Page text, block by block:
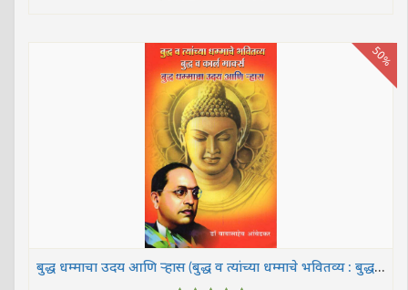
50%
बुद्ध धम्माचा उदय आणि ऱ्हास (बुद्ध व त्यांच्या धम्माचे भवितव्य : बुद्ध व कार्ल मार्क्स)